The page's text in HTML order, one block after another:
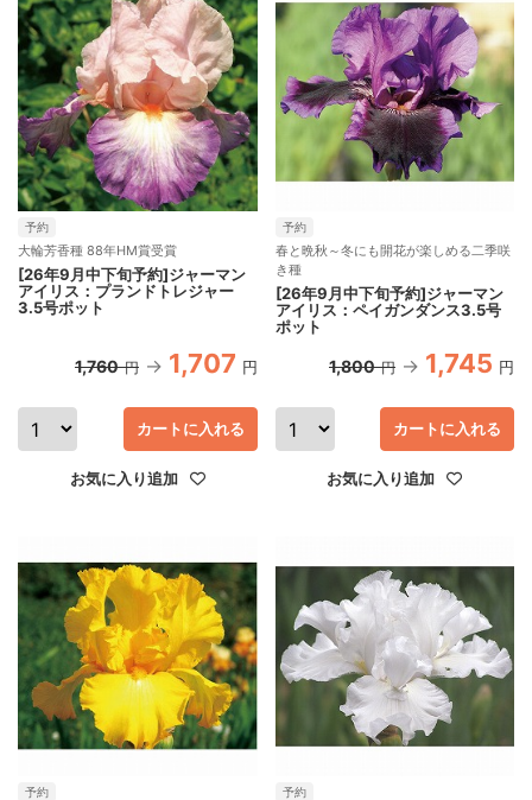
予約
大輪芳香種 88年HM賞受賞
[26年9月中下旬予約]ジャーマン
アイリス：プランドトレジャー
3.5号ポット
1,760 円 1,707 円
お気に入り追加
カートに入れる
予約
春と晩秋～冬にも開花が楽しめる二季咲
き種
[26年9月中下旬予約]ジャーマン
アイリス：ペイガンダンス3.5号
ポット
1,800 円 1,745 円
お気に入り追加
カートに入れる
予約 予約